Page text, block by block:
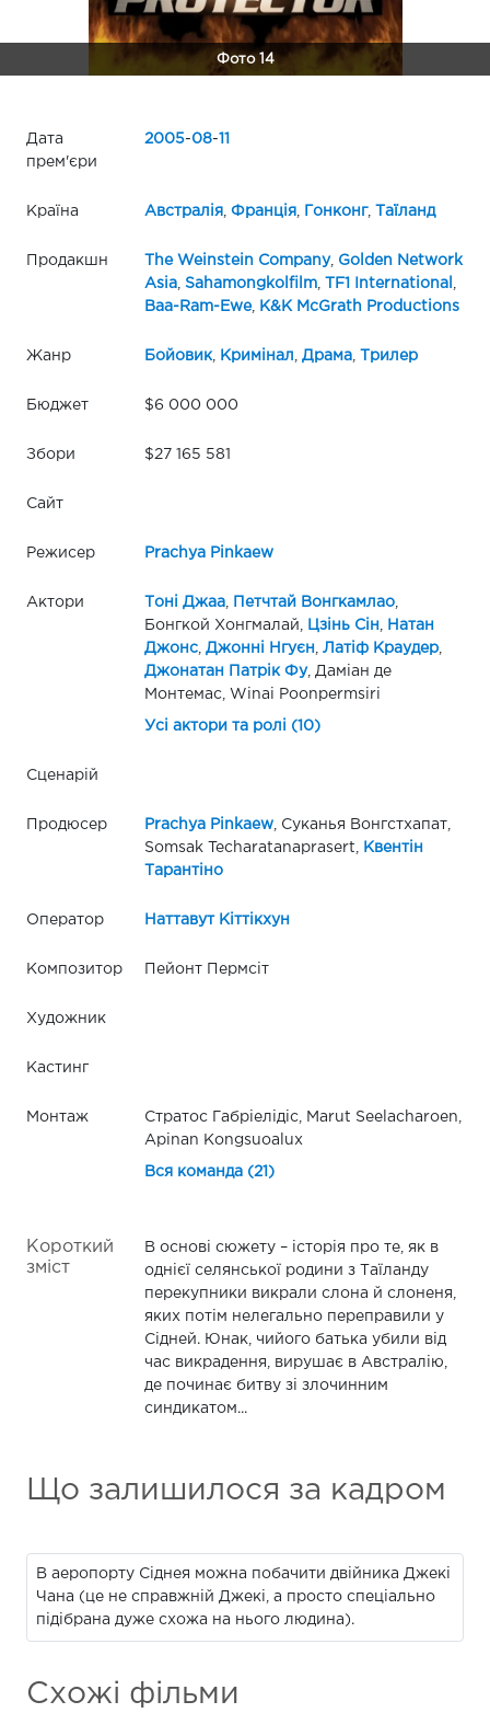
Фото 14
Дата
прем'єри
2005-08-11
Країна Австралія, Франція, Гонконг, Таїланд
Продакшн The Weinstein Company, Golden Network
Asia, Sahamongkolfilm, TF1 International
Baa-Ram-Ewe, K&K McGrath Productions
Жанр Бойовик, Кримінал Драма, Трилер
Бюджет $6 000 000
Збори $27 165 581
Сайт
Режисер Prachya Pinkaew
Актори Тоні Джаа, Петчтай Вонгкамлао,
Бонгкой Хонгмалай,
Цзінь Сін
Натан
Джонс, Джонні Нгуєн Латіф Краудер,
Джонатан Патрік Фу, Даміан де
Монтемас, Winai Poonpermsiri
Усі актори та ролі (10)
Сценарій
Продюсер Prachya Pinkaew, Суканья Вонгстхапат,
Somsak Techaratanaprasert,
Квентін
Тарантіно
Оператор Наттавут Кіттікхун
Композитор Пейонт Пермсіт
Художник
Кастинг
Монтаж
Стратос Габріелідіс, Marut Seelacharoen,
Apinan Kongsuoalux
Вся команда (21)
Короткий
зміст
В основі сюжету – історія про те, як в
однієї селянської родини з Таїланду
перекупники викрали слона й слоненя,
яких потім нелегально переправили у
Сідней. Юнак, чийого батька убили від
час викрадення, вирушає в Австралію,
де починає битву зі злочинним
синдикатом...
Що залишилося за кадром
В аеропорту Сіднея можна побачити двійника Джекі
Чана (це не справжній Джекі, а просто спеціально
підібрана дуже схожа на нього людина).
Схожі фільми